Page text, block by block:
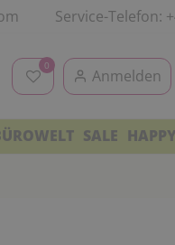
Service-Telefon:
0
Anmelden
SALE